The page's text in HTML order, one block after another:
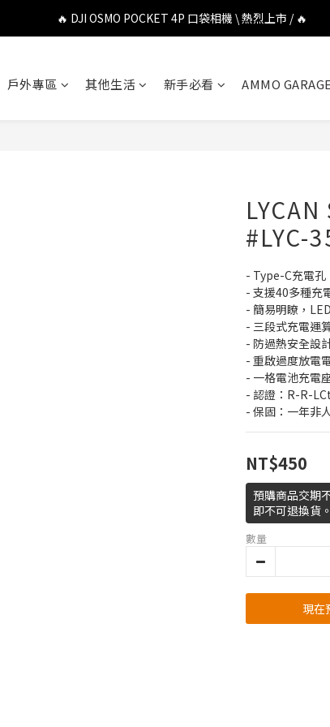
🔥 DJI OSMO POCKET 4P 口袋相機 \ 熱烈上市 / 🔥
🔥 DJI OSMO POCKET 4P 口袋相機 \ 熱烈上市 / 🔥
🔥 Insta360 GO Ultra Hello Kitty 聯名限定套裝 \ 時尚上市 /
戶外專區 其他生活 新手必看 AMMO
#LYC-
- Type-C充電孔
- 支援40多種充
- 簡易明瞭，
- 三段式充電運
- 防過熱安全設
- 重啟過度放電
- 一格電池充電
- 認證：R-R-
- 保固：一年非
NT$450
預購商品交期
即不可退換貨。
數量
現在